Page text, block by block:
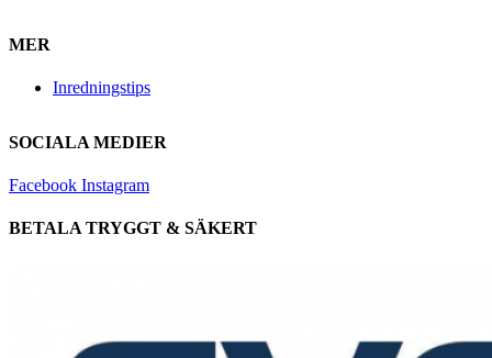
MER
Inredningstips
SOCIALA MEDIER
Facebook Instagram
BETALA TRYGGT & SÄKERT